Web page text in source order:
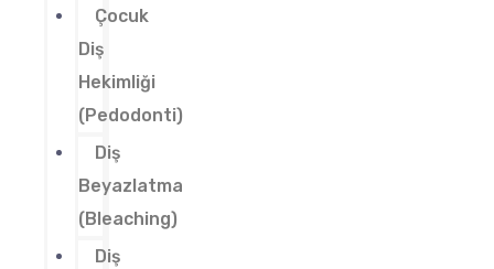
Çocuk
Diş
Hekimliği
(Pedodonti)
Diş
Beyazlatma
(Bleaching)
Diş